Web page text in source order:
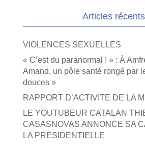
Articles récents
VIOLENCES SEXUELLES
« C’est du paranormal ! » : À
Amand, un pôle santé rongé par
douces »
RAPPORT D’ACTIVITE DE LA
LE YOUTUBEUR CATALAN
CASASNOVAS ANNONCE SA
LA PRESIDENTIELLE